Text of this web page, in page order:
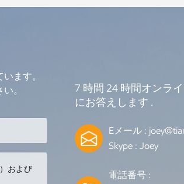
ます。
。
7 時間 24 時間オンラ
にお答えします .
Eメール :
Skype :Joey
電話番号 :